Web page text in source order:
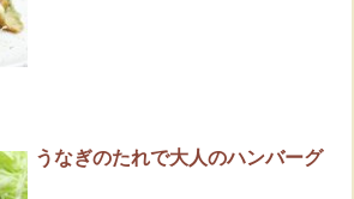
うなぎのたれで大人のハンバーグ